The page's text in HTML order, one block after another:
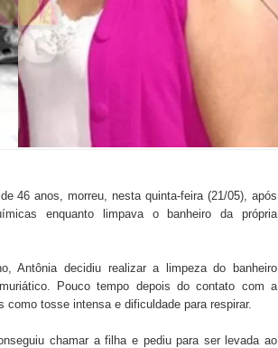
46 anos, morreu, nesta quinta-feira (21/05), após
enquanto limpava o banheiro da própria
Antônia decidiu realizar a limpeza do banheiro
Pouco tempo depois do contato com a
tosse intensa e dificuldade para respirar.
chamar a filha e pediu para ser levada ao